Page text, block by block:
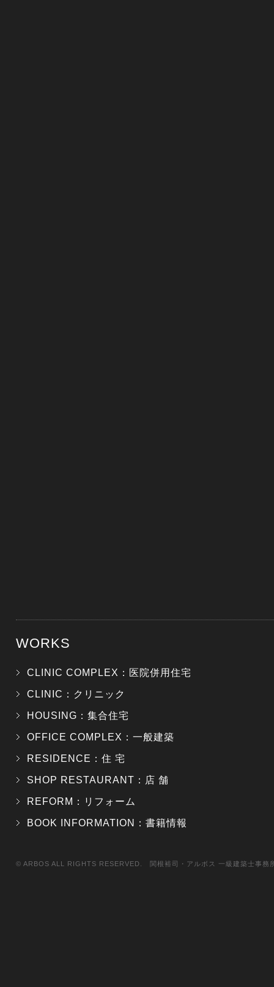
WORKS
CLINIC COMPLEX：医院併用住宅
CLINIC：クリニック
HOUSING：集合住宅
OFFICE COMPLEX：一般建築
RESIDENCE：住 宅
SHOP RESTAURANT：店 舗
REFORM：リフォーム
BOOK INFORMATION：書籍情報
© ARBOS ALL RIGHTS RESERVED. 関根裕司・アルボス 一級建築士事務